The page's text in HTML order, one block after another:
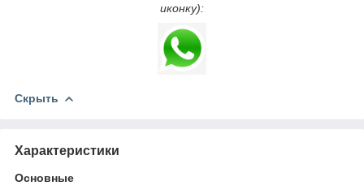
иконку):
Скрыть
Характеристики
Основные